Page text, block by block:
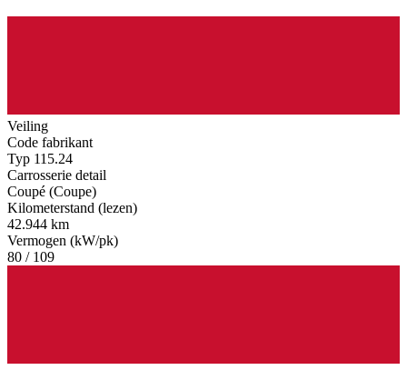
Veiling
Code fabrikant
Typ 115.24
Carrosserie detail
Coupé (Coupe)
Kilometerstand (lezen)
42.944 km
Vermogen (kW/pk)
80 / 109